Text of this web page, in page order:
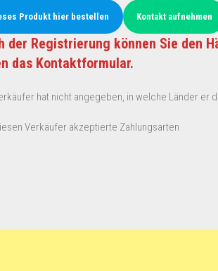
Produkt hier bestellen Kontakt aufnehmen
der Registrierung können Sie den
das Kontaktformular.
hat nicht angegeben, in welche Länder er
Verkäufer akzeptierte Zahlungsarten